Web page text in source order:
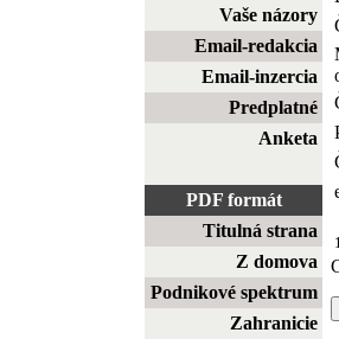
Vaše názory
Email-redakcia
Email-inzercia
Predplatné
Anketa
PDF formát
Titulná strana
Z domova
Podnikové spektrum
Zahranicie